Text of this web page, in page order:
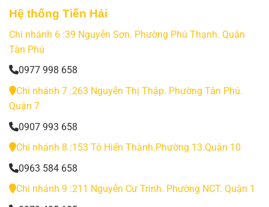
Hệ thống Tiến Hải
Chi nhánh 6 :39 Nguyễn Sơn. Phường Phú Thạnh. Quận
Tân Phú
0977 998 658
Chi nhánh 7 :263 Nguyễn Thị Thập. Phường Tân Phú.
Quận 7
0907 993 658
Chi nhánh 8 :153 Tô Hiến Thành.Phường 13.Quận 10
0963 584 658
Chi nhánh 9 :211 Nguyễn Cư Trinh. Phường NCT. Quận 1